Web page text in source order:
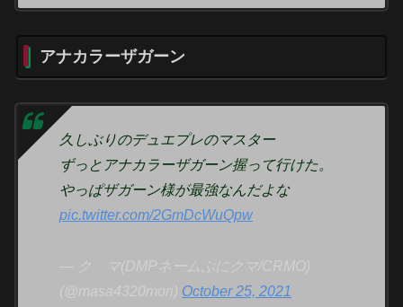
アナカラーザガーン
久しぶりのデュエプレのマスター
ずっとアナカラーザガーン握って行けた。
やっぱザガーン様が最強なんだよな
pic.twitter.com/2GmDcWuQpw
— ク マ(DMPネームぷにクマ/CRMO)
(@masa4320mori) October 25, 2021